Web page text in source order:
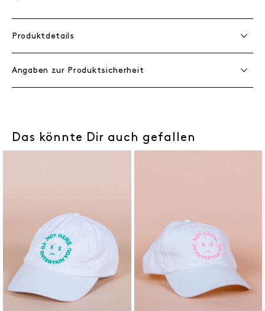
Produktdetails
Angaben zur Produktsicherheit
Das könnte Dir auch gefallen